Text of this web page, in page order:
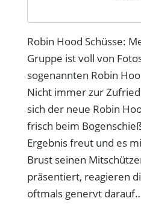
Robin Hood Schüsse:
Gruppe ist voll von
sogenannten Robin
Nicht immer zur
sich der neue Robin
frisch beim
Ergebnis freut und es
Brust seinen
präsentiert, reagieren
oftmals genervt